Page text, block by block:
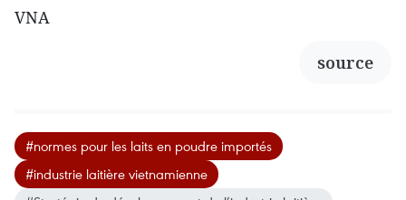
VNA
source
#normes pour les laits en poudre importés
#industrie laitière vietnamienne